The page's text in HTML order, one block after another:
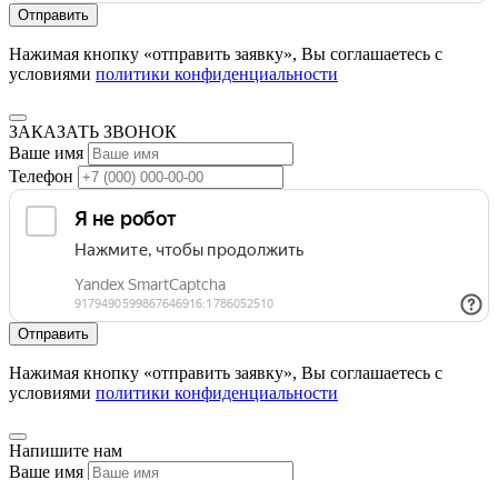
Нажимая кнопку «отправить заявку», Вы соглашаетесь с
условиями политики конфиденциальности
ЗАКАЗАТЬ ЗВОНОК
Ваше имя
Телефон
Нажимая кнопку «отправить заявку», Вы соглашаетесь с
условиями политики конфиденциальности
Напишите нам
Ваше имя